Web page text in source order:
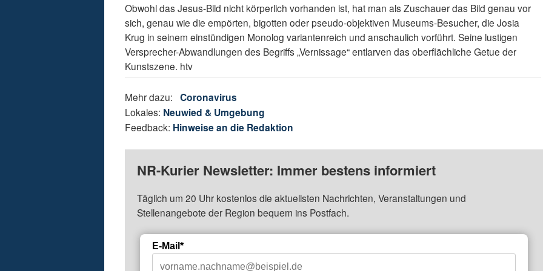
Obwohl das Jesus-Bild nicht körperlich vorhanden ist, hat man als Zuschauer das Bild genau vor
sich, genau wie die empörten, bigotten oder pseudo-objektiven Museums-Besucher, die Josia
Krug in seinem einstündigen Monolog variantenreich und anschaulich vorführt. Seine lustigen
Versprecher-Abwandlungen des Begriffs „Vernissage“ entlarven das oberflächliche Getue der
Kunstszene. htv
Mehr dazu:Coronavirus
Lokales: Neuwied & Umgebung
Feedback: Hinweise an die Redaktion
NR-Kurier Newsletter: Immer bestens informiert
Täglich um 20 Uhr kostenlos die aktuellsten Nachrichten, Veranstaltungen und
Stellenangebote der Region bequem ins Postfach.
E-Mail*